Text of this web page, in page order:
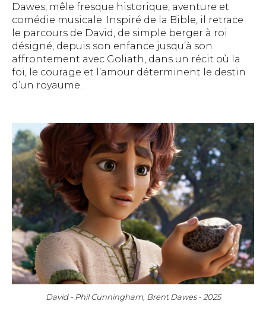
Dawes, mêle fresque historique, aventure et
comédie musicale. Inspiré de la Bible, il retrace
le parcours de David, de simple berger à roi
désigné, depuis son enfance jusqu’à son
affrontement avec Goliath, dans un récit où la
foi, le courage et l’amour déterminent le destin
d’un royaume.
David - Phil Cunningham, Brent Dawes - 2025